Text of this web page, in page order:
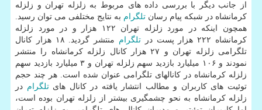
از جانب دیگر با بررسی داده های مربوط به زلزله تهران و زلزله
كرمانشاه در شبكه پیام رسان تلگرام به نتایج مختلفی می توان رسید.
همچون اینكه در مورد زلزله تهران ۱۲۲ هزار و در مورد زلزله
كرمانشاه ۲۲۲ هزار پست در
تلگرام
منتشر گردید. ۱۸ هزار كانال
تلگرامی زلزله تهران و ۲۷ هزار كانال زلزله كرمانشاه را منتشر
نمودند و ۱۰۶ میلیارد بازدید سهم زلزله تهران و ۳ میلیارد بازدید سهم
زلزله كرمانشاه در كانالهای تلگرامی عنوان شده است. هر چند حجم
توئیت های كاربران و مطالب انتشار یافته در كانال هایتلگرام در
زلزله كرمانشاه به نحو چشمگیری بیشتر از زلزله تهران بوده است،